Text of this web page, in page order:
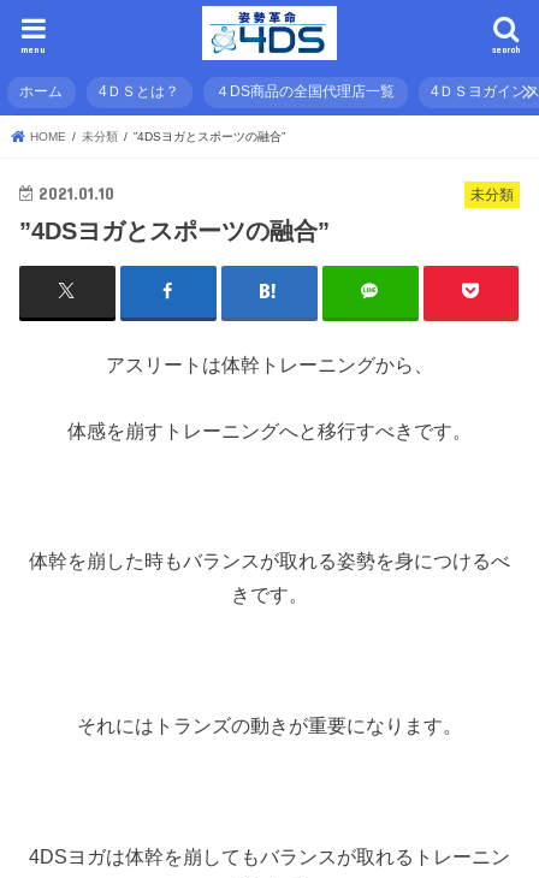
search
menu
ホーム 4ＤＳとは？ ４DS商品の全国代理店一覧 4ＤＳヨガイン
HOME 未分類 ”4DSヨガとスポーツの融合”
未分類
2021.01.10
”4DSヨガとスポーツの融合”
アスリートは体幹トレーニングから、
体感を崩すトレーニングへと移行すべきです。
体幹を崩した時もバランスが取れる姿勢を身につけるべ
きです。
それにはトランズの動きが重要になります。
4DSヨガは体幹を崩してもバランスが取れるトレーニン